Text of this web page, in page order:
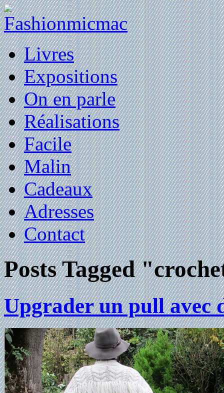
Livres
Expositions
On en parle
Réalisations
Facile
Malin
Cadeaux
Adresses
Contact
Posts Tagged
Upgrader un pull avec